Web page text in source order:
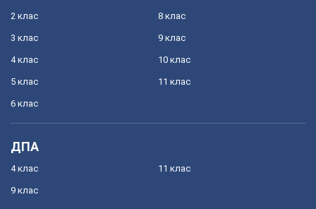
2 клас
3 клас
4 клас
5 клас
6 клас
8 клас
9 клас
10 клас
11 клас
ДПА
4 клас
9 клас
11 клас